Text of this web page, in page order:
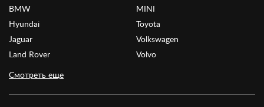
BMW
Hyundai
Jaguar
Land Rover
MINI
Toyota
Volkswagen
Volvo
Смотреть еще